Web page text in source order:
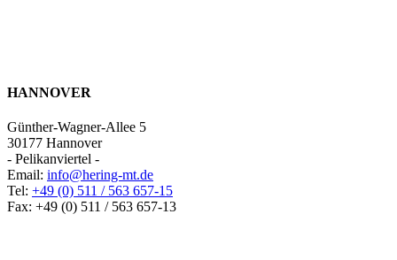
HANNOVER
Günther-Wagner-Allee 5
30177 Hannover
- Pelikanviertel -
Email: info@hering-mt.de
Tel: +49 (0) 511 / 563 657-15
Fax: +49 (0) 511 / 563 657-13